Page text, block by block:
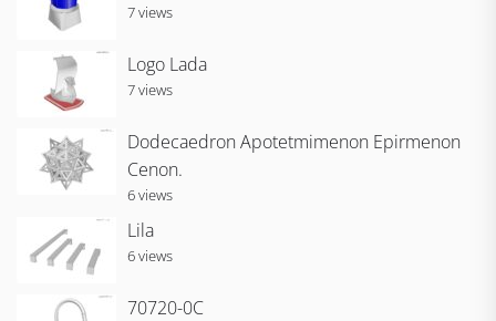
7 views
Logo Lada
7 views
Dodecaedron Apotetmimenon Epirmenon
Cenon.
6 views
Lila
6 views
70720-0C